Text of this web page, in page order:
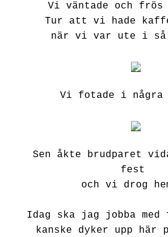
Vi väntade och
Tur att vi hade
när vi var ute i
Vi fotade i några
Sen åkte brudparet
fest
och vi drog
Idag ska jag jobba med
kanske dyker upp här